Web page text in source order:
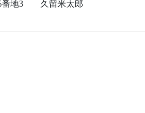
番地3 久留米太郎